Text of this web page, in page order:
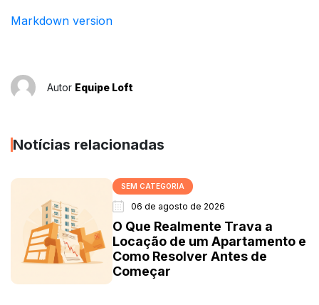
Markdown version
Autor Equipe Loft
Notícias relacionadas
SEM CATEGORIA
06 de agosto de 2026
O Que Realmente Trava a
Locação de um Apartamento e
Como Resolver Antes de
Começar